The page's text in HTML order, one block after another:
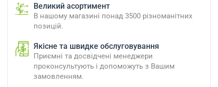
Великий асортимент
В нашому магазині понад 3500 різноманітних
позицій.
Якісне та швидке обслуговування
Приємні та досвідчені менеджери
проконсультують і допоможуть з Вашим
замовленням.